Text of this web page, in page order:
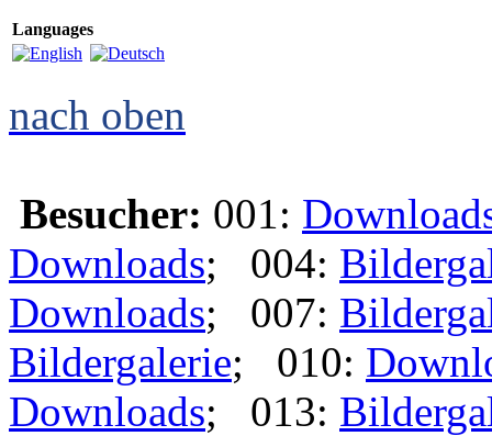
Languages
nach oben
Besucher: 001:
Downloads; 004:
Downloads; 007:
Bildergalerie; 010:
Downloads; 013: